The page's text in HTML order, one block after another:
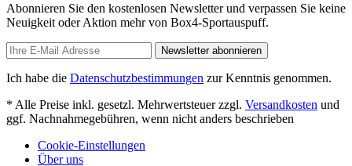
Abonnieren Sie den kostenlosen Newsletter und verpassen Sie keine
Neuigkeit oder Aktion mehr von Box4-Sportauspuff.
Newsletter abonnieren
Ich habe die Datenschutzbestimmungen zur Kenntnis genommen.
* Alle Preise inkl. gesetzl. Mehrwertsteuer zzgl. Versandkosten und
ggf. Nachnahmegebühren, wenn nicht anders beschrieben
Cookie-Einstellungen
Über uns